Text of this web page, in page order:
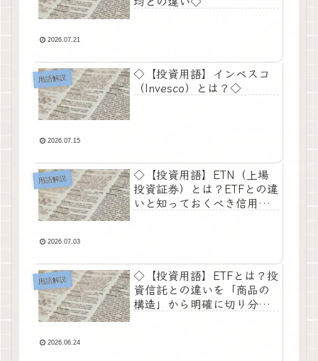
2026.07.21
用語解説
◇【投資用語】インベスコ
（Invesco）とは？◇
2026.07.15
用語解説
◇【投資用語】ETN（上場
投資証券）とは？ETFとの違
いと知っておくべき信用リ
2026.07.03
用語解説
◇【投資用語】ETFとは？投
資信託との違いを「商品の
構造」から明確に切り分け
2026.06.24